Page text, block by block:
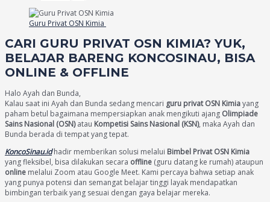
Guru Privat OSN Kimia
CARI GURU PRIVAT OSN KIMIA? YUK,
BELAJAR BARENG KONCOSINAU, BISA
ONLINE & OFFLINE
Halo Ayah dan Bunda,
Kalau saat ini Ayah dan Bunda sedang mencari guru privat OSN Kimiayang
paham betul bagaimana mempersiapkan anak mengikuti ajang Olimpiade
Sains Nasional (OSN)atau Kompetisi Sains Nasional (KSN), maka Ayah dan
Bunda berada di tempat yang tepat.
KoncoSinau.idhadir memberikan solusi melalui Bimbel Privat OSN Kimia
yang fleksibel, bisa dilakukan secara offline (guru datang ke rumah) ataupun
online melalui Zoom atau Google Meet. Kami percaya bahwa setiap anak
yang punya potensi dan semangat belajar tinggi layak mendapatkan
bimbingan terbaik yang sesuai dengan gaya belajar mereka.